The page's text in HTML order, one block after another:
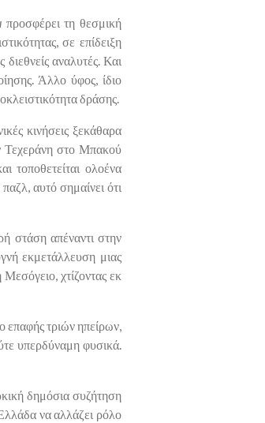
προσφέρει τη θεσμική
σε επίδειξη
αναλυτές. Και
Άλλο ύφος, ίδιο
δράσης.
κινήσεις ξεκάθαρα
Τεχεράνη στο Μπακού
τοποθετείται ολοένα
αυτό σημαίνει ότι
στάση απέναντι στην
εκμετάλλευση μιας
χτίζοντας εκ
επαφής τριών ηπείρων,
υπερδύναμη φυσικά.
δημόσια συζήτηση
να αλλάζει ρόλο